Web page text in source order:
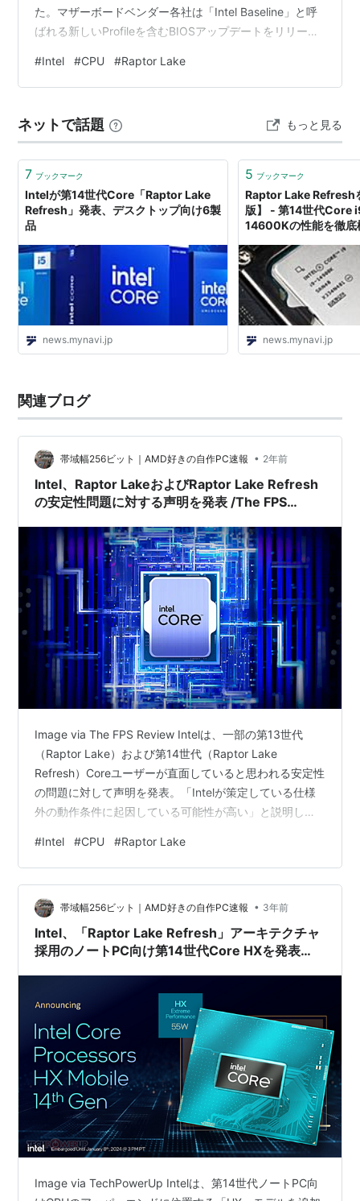
た。マザーボードベンダー各社は「Intel Baseline」と呼
ばれる新しいProfileを含むBIOSアップデートをリリース
ものと考えていましたが……。
#Intel #CPU #Raptor Lake
ネットで話題 もっと見る
7 ブックマーク
Intelが第14世代Core「Raptor Lake
Refresh」発表、デスクトップ向け6製
品
news.mynavi.jp
5 ブックマーク
Raptor Lake Refresh
版】 - 第14世代
14600Kの性能を徹底
news.mynavi.jp
関連ブログ
帯域幅256ビット｜AMD好きの自作PC速報 • 2年前
Intel、Raptor LakeおよびRaptor Lake Refresh
の安定性問題に対する声明を発表 /The FPS
Image via The FPS Review Intelは、一部の第13世代
（Raptor Lake）および第14世代（Raptor Lake
Refresh）Coreユーザーが直面していると思われる安定性
の問題に対して声明を発表。「Intelが策定している仕様
外の動作条件に起因している可能性が高い」と説明しま
すが、5月には状況説明をする予定とのこと。
#Intel #CPU #Raptor Lake
帯域幅256ビット｜AMD好きの自作PC速報 • 3年前
Intel、「Raptor Lake Refresh」アーキテクチャ
採用のノートPC向け第14世代Core HXを発表
Image via TechPowerUp Intelは、第14世代ノートPC向